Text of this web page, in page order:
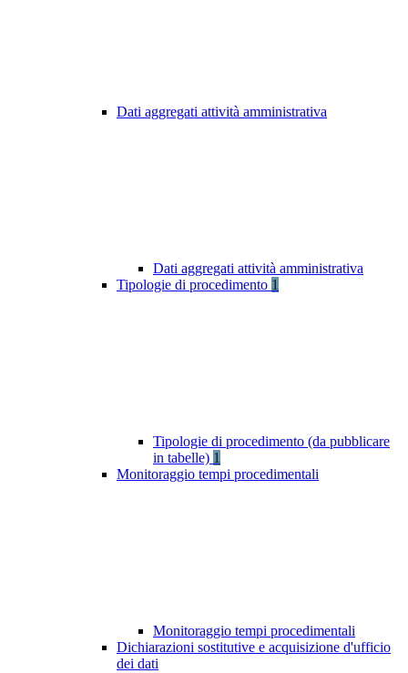
Dati aggregati attività amministrativa
Dati aggregati attività amministrativa
Tipologie di procedimento 1
Tipologie di procedimento (da pubblicare
in tabelle) 1
Monitoraggio tempi procedimentali
Monitoraggio tempi procedimentali
Dichiarazioni sostitutive e acquisizione d'ufficio
dei dati